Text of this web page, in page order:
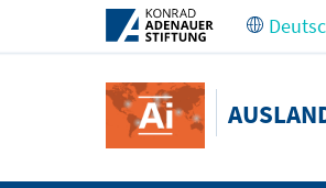
Zum Hauptinhalt springen